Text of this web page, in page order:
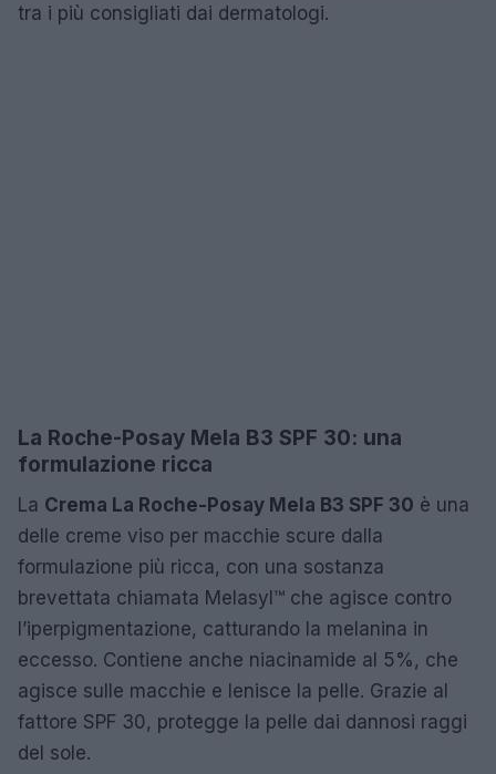
tra i più consigliati dai dermatologi.
La Roche-Posay Mela B3 SPF 30: una
formulazione ricca
La Crema La Roche-Posay Mela B3 SPF 30 è una
delle creme viso per macchie scure dalla
formulazione più ricca, con una sostanza
brevettata chiamata Melasyl™ che agisce contro
l’iperpigmentazione, catturando la melanina in
eccesso. Contiene anche niacinamide al 5%, che
agisce sulle macchie e lenisce la pelle. Grazie al
fattore SPF 30, protegge la pelle dai dannosi raggi
del sole.